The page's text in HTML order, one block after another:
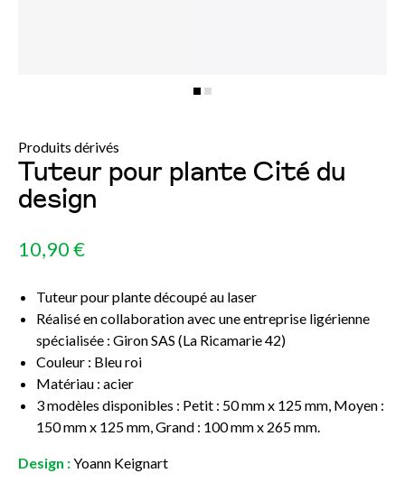
Produits dérivés
Tuteur pour plante Cité du
design
10,90 €
Tuteur pour plante découpé au laser
Réalisé en collaboration avec une entreprise ligérienne
spécialisée : Giron SAS (La Ricamarie 42)
Couleur : Bleu roi
Matériau : acier
3 modèles disponibles : Petit : 50 mm x 125 mm, Moyen :
150 mm x 125 mm, Grand : 100 mm x 265 mm.
Design :Yoann Keignart